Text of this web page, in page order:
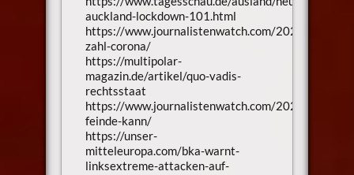
auckland-lockdown-101.html
https://www.journalistenwatch.com/2020/08/11/
zahl-corona/
https://multipolar-
magazin.de/artikel/quo-vadis-
rechtsstaat
https://www.journalistenwatch.com/2020/08/08/
feinde-kann/
https://unser-
mitteleuropa.com/bka-warnt-
linksextreme-attacken-auf-